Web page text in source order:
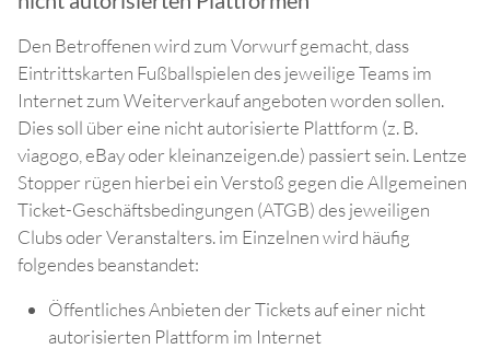
Den Betroffenen wird zum Vorwurf gemacht, dass
Eintrittskarten Fußballspielen des jeweilige Teams im
Internet zum Weiterverkauf angeboten worden sollen.
Dies soll über eine nicht autorisierte Plattform (z. B.
viagogo, eBay oder kleinanzeigen.de) passiert sein. Lentze
Stopper rügen hierbei ein Verstoß gegen die Allgemeinen
Ticket-Geschäftsbedingungen (ATGB) des jeweiligen
Clubs oder Veranstalters. im Einzelnen wird häufig
folgendes beanstandet:
Öffentliches Anbieten der Tickets auf einer nicht
autorisierten Plattform im Internet